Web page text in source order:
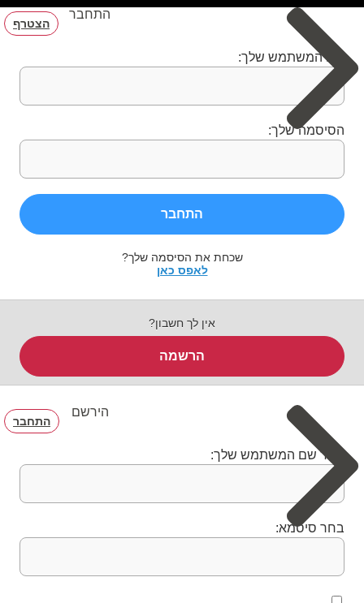
התחבר
הצטרף
שם המשתמש שלך:
הסיסמה שלך:
התחבר
שכחת את הסיסמה שלך?
לאפס כאן
אין לך חשבון?
הרשמה
הירשם
התחבר
בחר שם המשתמש שלך:
בחר סיסמא: